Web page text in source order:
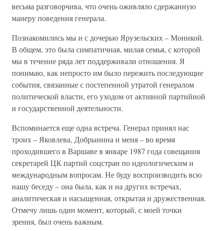
весьма разговорчива, что очень оживляло сдержанную
манеру поведения генерала.
Познакомились мы и с дочерью Ярузельских – Моникой.
В общем, это была симпатичная, милая семья, с которой
мы в течение ряда лет поддерживали отношения. Я
понимаю, как непросто им было пережить последующие
события, связанные с постепенной утратой генералом
политической власти, его уходом от активной партийной
и государственной деятельности.
Вспоминается еще одна встреча. Генерал принял нас
троих – Яковлева, Добрынина и меня – во время
проходившего в Варшаве в январе 1987 года совещания
секретарей ЦК партий соцстран по идеологическим и
международным вопросам. Не буду воспроизводить всю
нашу беседу – она была, как и на других встречах,
аналитическая и насыщенная, открытая и дружественная.
Отмечу лишь один момент, который, с моей точки
зрения, был очень важным.